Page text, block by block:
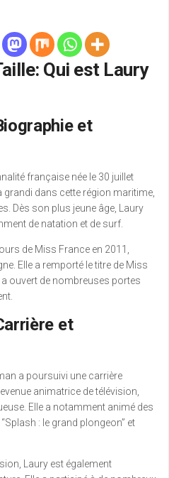
Qui est Laury
et
française née le 30 juillet
grandi dans cette région maritime,
Dès son plus jeune âge, Laury
de natation et de surf.
de Miss France en 2011,
Elle a remporté le titre de Miss
a ouvert de nombreuses portes
et
a poursuivi une carrière
animatrice de télévision,
Elle a notamment animé des
: le grand plongeon” et
Laury est également